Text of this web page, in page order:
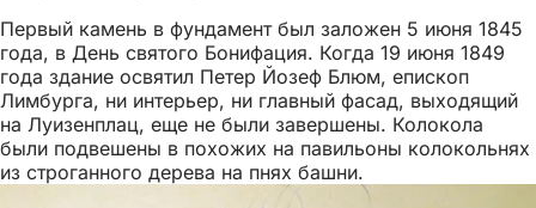
Первый камень в фундамент был заложен 5 июня 1845
года, в День святого Бонифация. Когда 19 июня 1849
года здание освятил Петер Йозеф Блюм, епископ
Лимбурга, ни интерьер, ни главный фасад, выходящий
на Луизенплац, еще не были завершены. Колокола
были подвешены в похожих на павильоны колокольнях
из строганного дерева на пнях башни.